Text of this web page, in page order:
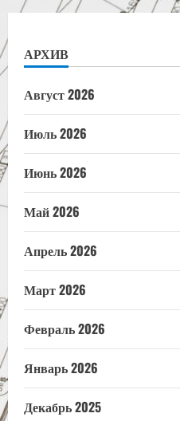
АРХИВ
Август 2026
Июль 2026
Июнь 2026
Май 2026
Апрель 2026
Март 2026
Февраль 2026
Январь 2026
Декабрь 2025